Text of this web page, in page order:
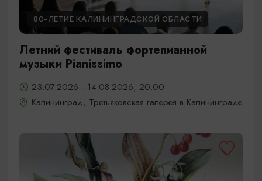
80-ЛЕТИЕ КАЛИНИНГРАДСКОЙ ОБЛАСТИ
Летний фестиваль фортепианной
музыки Pianissimo
23.07.2026 - 14.08.2026, 20:00
Калининград, Третьяковская галерея в Калининграде